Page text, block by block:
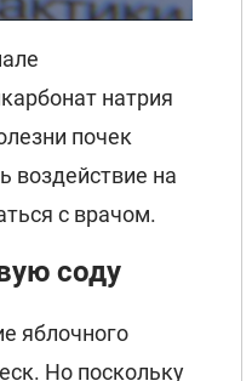
натрия
почек
воздействие на
с врачом.
соду
яблочного
Но поскольку